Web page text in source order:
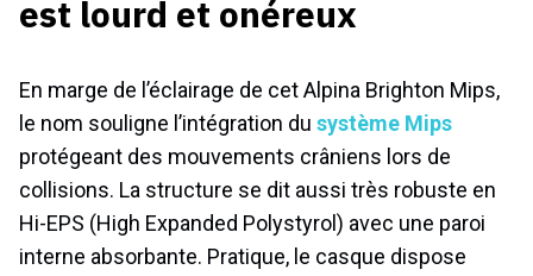
est lourd et onéreux
En marge de l’éclairage de cet Alpina Brighton Mips,
le nom souligne l’intégration du système Mips
protégeant des mouvements crâniens lors de
collisions. La structure se dit aussi très robuste en
Hi-EPS (High Expanded Polystyrol) avec une paroi
interne absorbante. Pratique, le casque dispose